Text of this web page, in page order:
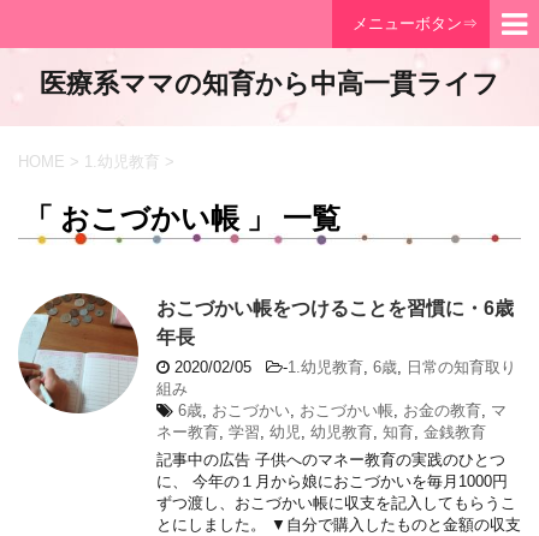
メニューボタン⇒
医療系ママの知育から中高一貫ライフ
HOME > 1.幼児教育 >
「 おこづかい帳 」 一覧
おこづかい帳をつけることを習慣に・6歳
年長
2020/02/05 -1.幼児教育, 6歳, 日常の知育取り
組み
6歳, おこづかい, おこづかい帳, お金の教育, マ
ネー教育, 学習, 幼児, 幼児教育, 知育, 金銭教育
記事中の広告 子供へのマネー教育の実践のひとつ
に、 今年の１月から娘におこづかいを毎月1000円
ずつ渡し、おこづかい帳に収支を記入してもらうこ
とにしました。 ▼自分で購入したものと金額の収支